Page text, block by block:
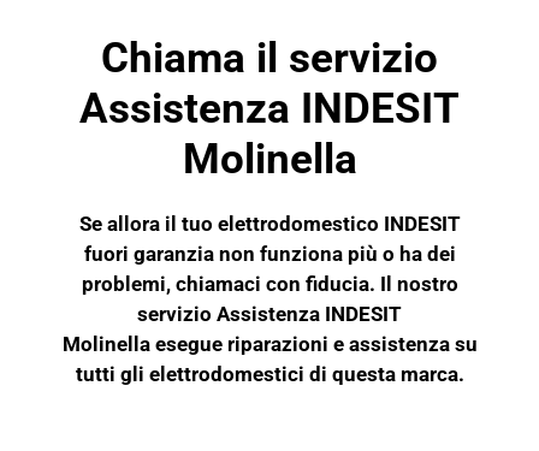
Chiama il servizio
Assistenza INDESIT
Molinella
Se allora il tuo elettrodomestico INDESIT
fuori garanzia non funziona più o ha dei
problemi, chiamaci con fiducia. Il nostro
servizio Assistenza INDESIT
Molinella esegue riparazioni e assistenza su
tutti gli elettrodomestici di questa marca.